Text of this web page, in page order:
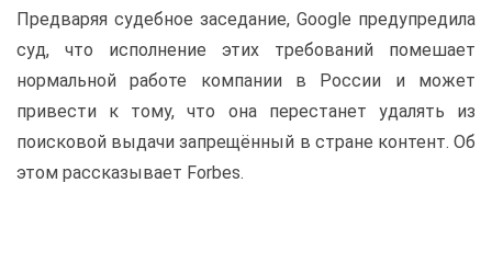
Предваряя судебное заседание, Google предупредила
суд, что исполнение этих требований помешает
нормальной работе компании в России и может
привести к тому, что она перестанет удалять из
поисковой выдачи запрещённый в стране контент. Об
этом рассказывает Forbes.